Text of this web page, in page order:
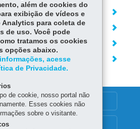
além de cookies do
exibição de vídeos e
Analytics para coleta de
de uso. Você pode
tratamos os cookies
opções abaixo.
acesse
de Privacidade.
de cookie, nosso portal não
Esses cookies não
sobre o visitante.